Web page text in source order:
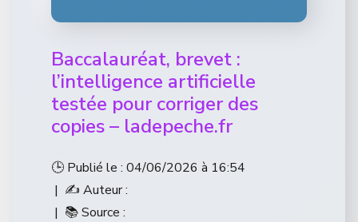
Baccalauréat, brevet :
l’intelligence artificielle
testée pour corriger des
copies – ladepeche.fr
🕒 Publié le : 04/06/2026 à 16:54
| ✍️ Auteur :
| 📚 Source :